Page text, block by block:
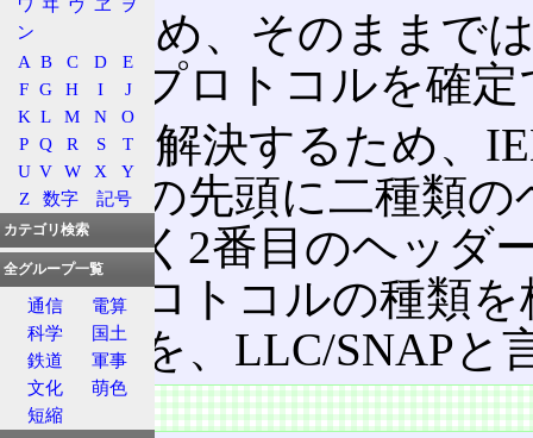
そのため、そのままで
ーク層プロトコルを確
これを解決するため、
ータ部の先頭に二種類
ーに続く2番目のヘッダ
層のプロトコルの種類
の構造を、LLC/SNAPと
特徴
ン
A B C D
E
F G H I
J
K L M N
O
P Q R S
T
U V W X
Y
Z
数字 記号
カテゴリ検索
全グループ一覧
通信
電算
科学
国土
鉄道
軍事
文化
萌色
短縮